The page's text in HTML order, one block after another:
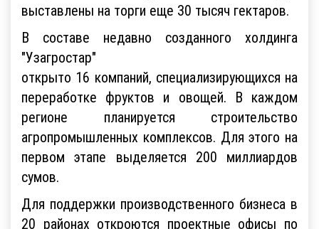
выставлены на торги еще 30 тысяч гектаров.
В составе недавно созданного холдинга
"Узагростар"
открыто 16 компаний, специализирующихся на
переработке фруктов и овощей. В каждом
регионе планируется строительство
агропромышленных комплексов. Для этого на
первом этапе выделяется 200 миллиардов
сумов.
Для поддержки производственного бизнеса в
20 районах откроются проектные офисы по